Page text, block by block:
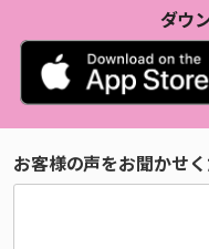
ダウ
お客様の声をお聞かせ